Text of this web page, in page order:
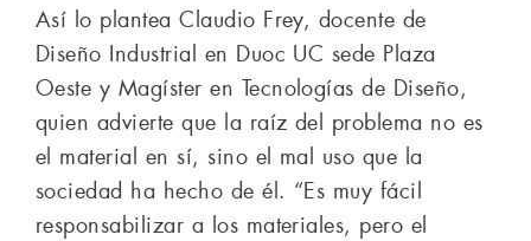
Así lo plantea Claudio Frey, docente de
Diseño Industrial en Duoc UC sede Plaza
Oeste y Magíster en Tecnologías de Diseño,
quien advierte que la raíz del problema no es
el material en sí, sino el mal uso que la
sociedad ha hecho de él. “Es muy fácil
responsabilizar a los materiales, pero el